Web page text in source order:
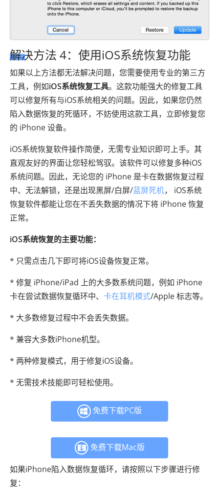
解决方法 4：使用iOS系统恢复功能
如果以上方法都无法解决问题，您需要使用专业的第三方
工具，例如iOS系统恢复工具。这款功能强大的修复工具
可以修复所有与iOS系统相关的问题。因此，如果您仍然
陷入数据恢复的死循环，不妨使用这款工具，立即修复您
的 iPhone 设备。
iOS系统恢复软件操作简便，无需专业知识即可上手。其
直观友好的界面让您轻松驾驭。该软件可以修复多种iOS
系统问题。因此，无论您的 iPhone 是卡在数据恢复过程
中、无法解锁，还是出现黑屏/白屏/蓝屏死机， iOS系统
恢复软件都能让您在不丢失数据的情况下将 iPhone 恢复
正常。
iOS系统恢复的主要功能：
* 只需点击几下即可将iOS设备恢复正常。
* 修复 iPhone/iPad 上的大多数系统问题，例如 iPhone
卡在尝试数据恢复循环中、 卡在耳机模式/Apple 标志等。
* 大多数修复过程中不会丢失数据。
* 兼容大多数iPhone机型。
* 两种修复模式，用于修复iOS设备。
* 无需技术技能即可轻松使用。
免费下载PC版
免费下载Mac版
如果iPhone陷入数据恢复循环，请按照以下步骤进行修
复：